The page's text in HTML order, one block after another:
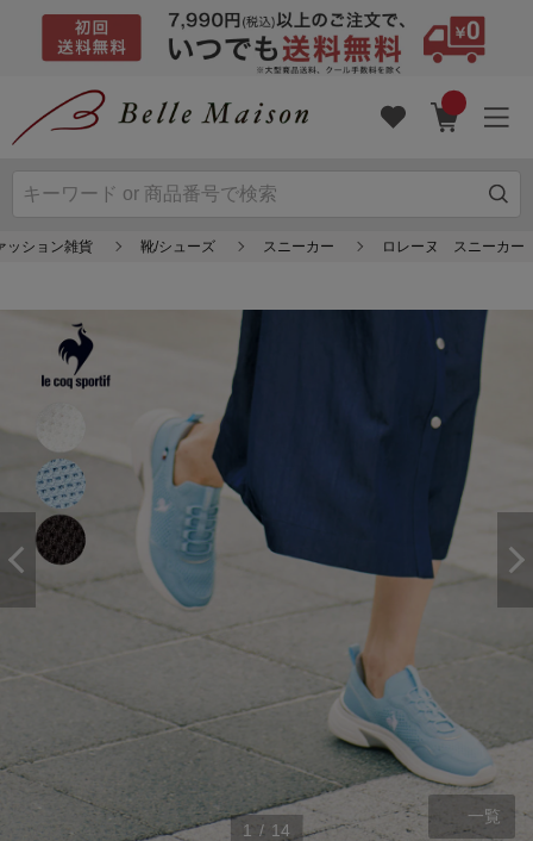
ッション雑貨 靴/シューズ スニーカー ロレーヌ スニーカー
1 / 14
一覧